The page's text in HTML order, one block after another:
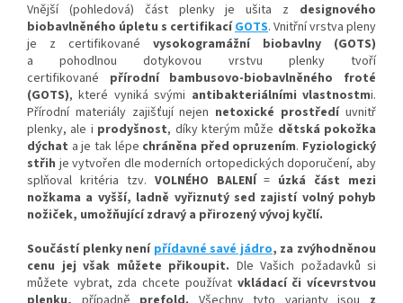
Vnější (pohledová) část plenky je ušita z designového
biobavlněného úpletu s certifikacíGOTS. Vnitřní vrstva pleny
je z certifikované vysokogramážní biobavlny (GOTS)
a pohodlnoudotykovou vrstvu plenky tvoří
certifikované přírodní bambusovo-biobavlněného froté
(GOTS), které vyniká svými antibakteriálními vlastnostmi.
Přírodní materiály zajišťují nejen netoxické prostředíuvnitř
plenky, ale i prodyšnost, díky kterýmmůže dětská pokožka
dýchat a je tak lépe chráněna před opruzením. Fyziologický
střih je vytvořen dle moderních ortopedických doporučení, aby
splňoval kritéria tzv. VOLNÉHO BALENÍ= úzká část mezi
nožkama a vyšší, ladně vyřiznutý sed zajistí volný pohyb
nožiček, umožňující zdravý a přirozený vývoj kyčlí.
Součástí plenky není přídavné savé jádro, za zvýhodněnou
cenu jej však můžete přikoupit. Dle Vašich požadavků si
můžete vybrat, zda chcete používat vkládací či vícevrstvou